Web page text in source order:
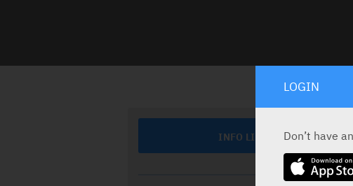
INFO LINE
LOGIN
Don’t have